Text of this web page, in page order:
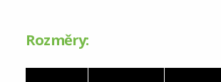
Rozměry: